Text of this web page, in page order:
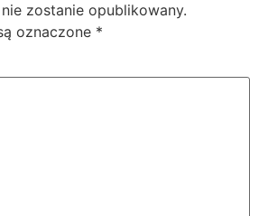
zostanie opublikowany.
oznaczone *